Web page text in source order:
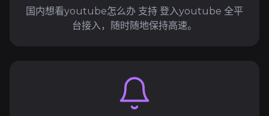
国内想看youtube怎么办 支持 登入youtube 全平
台接入，随时随地保持高速。